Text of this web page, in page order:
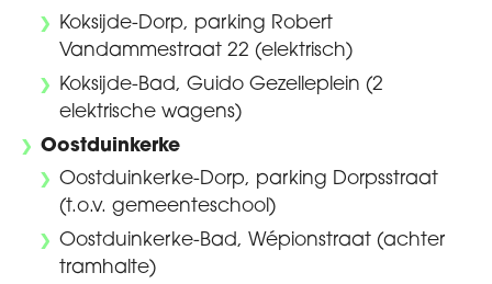
Koksijde-Dorp, parking Robert
Vandammestraat 22 (elektrisch)
Koksijde-Bad, Guido Gezelleplein (2
elektrische wagens)
Oostduinkerke
Oostduinkerke-Dorp, parking Dorpsstraat
(t.o.v. gemeenteschool)
Oostduinkerke-Bad, Wépionstraat (achter
tramhalte)